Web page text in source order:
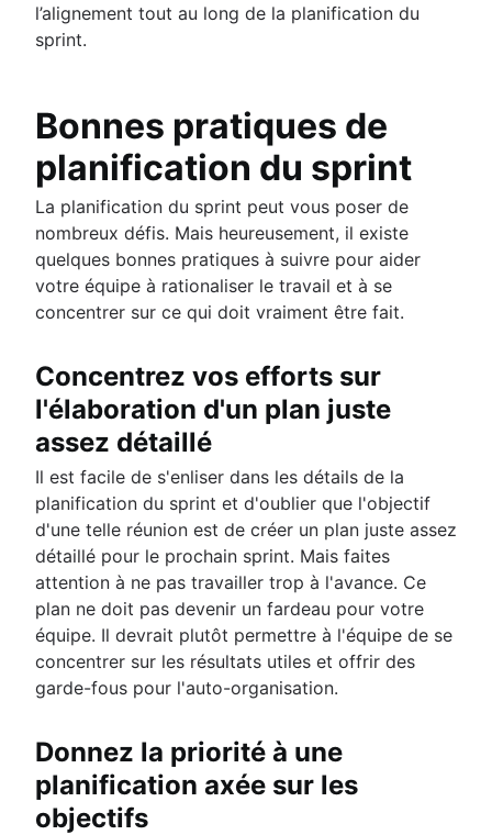
l’alignement tout au long de la planification du
sprint.
Bonnes pratiques de
planification du sprint
La planification du sprint peut vous poser de
nombreux défis. Mais heureusement, il existe
quelques bonnes pratiques à suivre pour aider
votre équipe à rationaliser le travail et à se
concentrer sur ce qui doit vraiment être fait.
Concentrez vos efforts sur
l'élaboration d'un plan juste
assez détaillé
Il est facile de s'enliser dans les détails de la
planification du sprint et d'oublier que l'objectif
d'une telle réunion est de créer un plan juste assez
détaillé pour le prochain sprint. Mais faites
attention à ne pas travailler trop à l'avance. Ce
plan ne doit pas devenir un fardeau pour votre
équipe. Il devrait plutôt permettre à l'équipe de se
concentrer sur les résultats utiles et offrir des
garde-fous pour l'auto-organisation.
Donnez la priorité à une
planification axée sur les
objectifs